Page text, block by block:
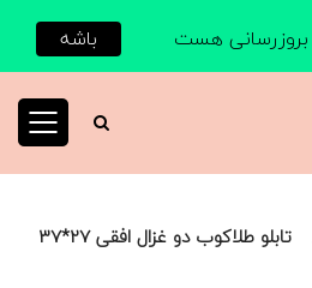
تابلو طلاکوب دو غزال افقی 27*37
هست باشه